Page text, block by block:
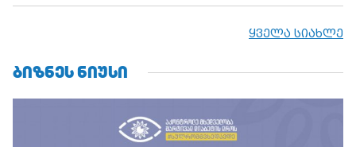
ყველა სიახლე
ᲑᲘᲖᲜᲔᲡ ᲜᲘᲣᲡᲘ